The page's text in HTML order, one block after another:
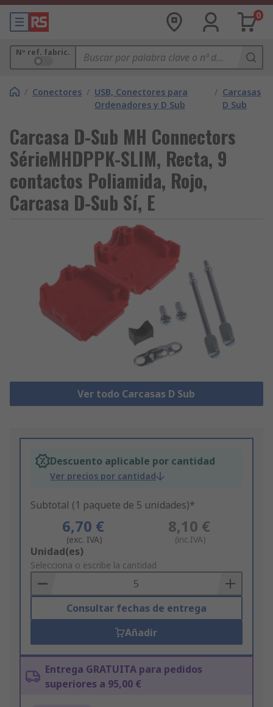
0
Nº ref. fabric.
/ Conectores / USB, Conectores para
Ordenadores y D Sub
/ Carcasas
D Sub
Carcasa D-Sub MH Connectors
SérieMHDPPK-SLIM, Recta, 9
contactos Poliamida, Rojo,
Carcasa D-Sub Sí, E
Ver todo Carcasas D Sub
Descuento aplicable por cantidad
Ver precios por cantidad
Subtotal (1 paquete de 5 unidades)*
6,70 €
(exc. IVA)
8,10 €
(inc.IVA)
Add
to
Basket
Unidad(es)
Selecciona o escribe la cantidad
Consultar fechas de entrega
Añadir
Entrega GRATUITA para pedidos
superiores a 95,00 €